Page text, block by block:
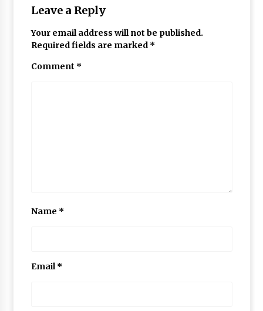
Leave a Reply
Your email address will not be published.
Required fields are marked *
Comment *
Name *
Email*